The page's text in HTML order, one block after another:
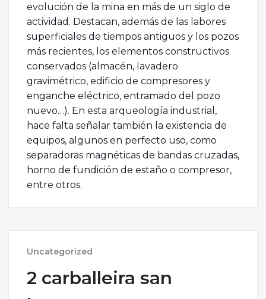
evolución de la mina en más de un siglo de
actividad. Destacan, además de las labores
superficiales de tiempos antiguos y los pozos
más recientes, los elementos constructivos
conservados (almacén, lavadero
gravimétrico, edificio de compresores y
enganche eléctrico, entramado del pozo
nuevo…). En esta arqueología industrial,
hace falta señalar también la existencia de
equipos, algunos en perfecto uso, como
separadoras magnéticas de bandas cruzadas,
horno de fundición de estaño o compresor,
entre otros.
Uncategorized
2 carballeira san